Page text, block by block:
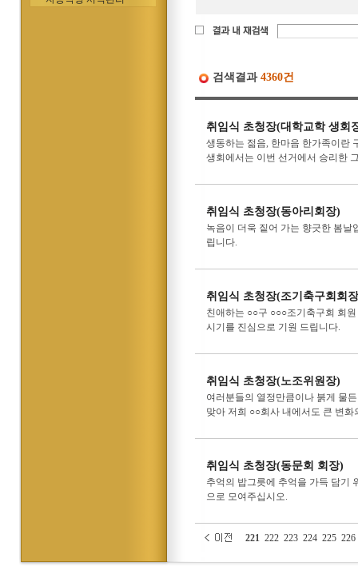
검색결과 4360건
취임식 초청장(대학교학 생회
생동하는 젊음, 한마음 한가족이란
생회에서는 이번 선거에서 승리한
취임식 초청장(동아리회장)
녹음이 더욱 짙어 가는 향긋한 봄
립니다.
취임식 초청장(조기축구회회
친애하는 ○○구 ○○○조기축구회 회
시기를 진심으로 기원 드립니다.
취임식 초청장(노조위원장)
여러분들의 열정만큼이나 붉게 물
맞아 저희 ○○회사 내에서도 큰 변
취임식 초청장(동문회 회장)
추억의 밥그릇에 추억을 가득 담기
으로 모여주십시오.
221 222 223 224 225 226